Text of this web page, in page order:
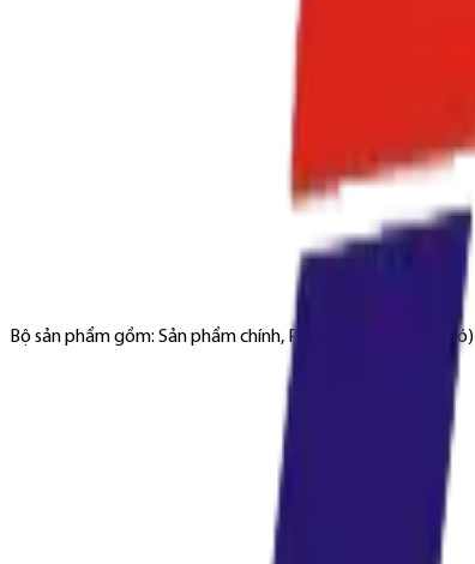
Bộ sản phẩm gồm: Sản phẩm chính, Phụ kiện đi kèm (nếu có)